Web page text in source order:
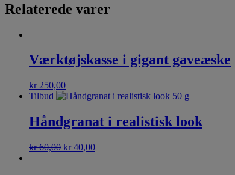
Relaterede varer
Værktøjskasse i gigant gaveæske
kr250,00
Tilbud
Håndgranat i realistisk look
kr60,00 kr40,00